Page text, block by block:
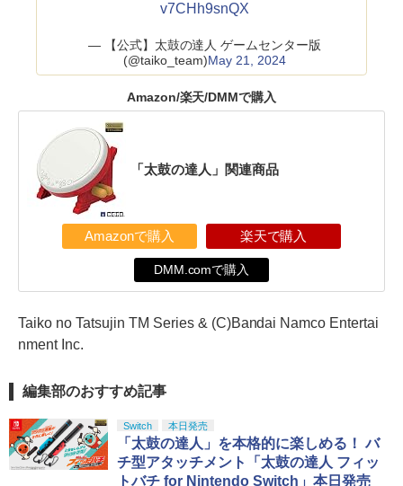
v7CHh9snQX
— 【公式】太鼓の達人 ゲームセンター版
(@taiko_team)May 21, 2024
Amazon/楽天/DMMで購入
「太鼓の達人」関連商品
Amazonで購入 楽天で購入
DMM.comで購入
Taiko no Tatsujin TM Series & (C)Bandai Namco Entertai
nment Inc.
編集部のおすすめ記事
Switch 本日発売
「太鼓の達人」を本格的に楽しめる！ バ
チ型アタッチメント「太鼓の達人 フィッ
トバチ for Nintendo Switch」本日発売